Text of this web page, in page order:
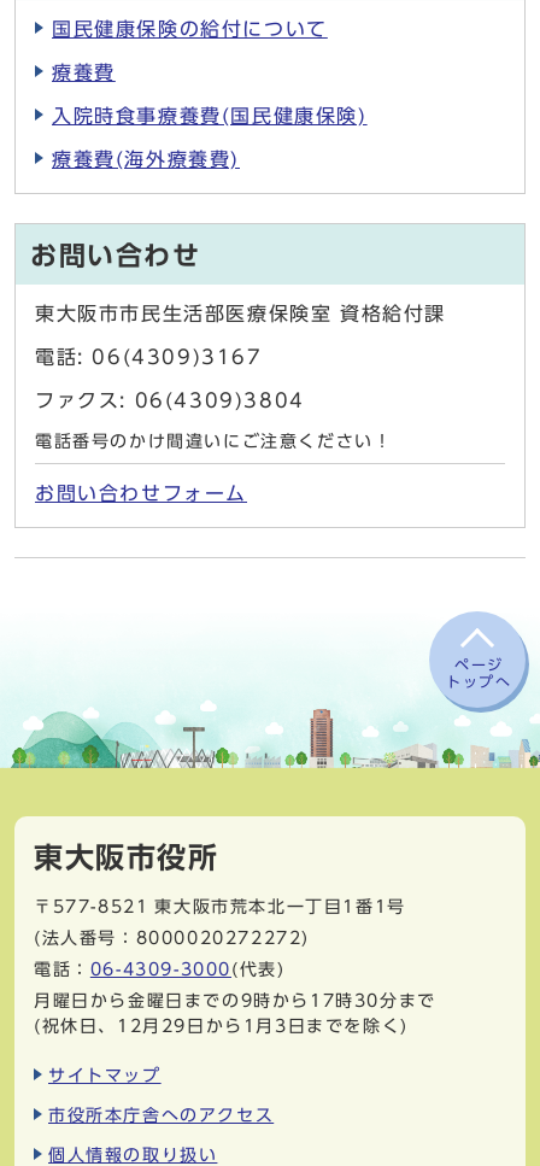
国民健康保険の給付について
療養費
入院時食事療養費(国民健康保険)
療養費(海外療養費)
お問い合わせ
東大阪市市民生活部医療保険室 資格給付課
電話: 06(4309)3167
ファクス: 06(4309)3804
電話番号のかけ間違いにご注意ください！
お問い合わせフォーム
ページ
トップへ
東大阪市役所
〒577-8521
東大阪市荒本北一丁目1番1号
(法人番号：8000020272272)
電話： 06-4309-3000 (代表)
月曜日から金曜日までの9時から17時30分まで
(祝休日、12月29日から1月3日までを除く)
サイトマップ
市役所本庁舎へのアクセス
個人情報の取り扱い